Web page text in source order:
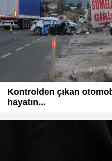
Kontrolden çıkan
hayatın...